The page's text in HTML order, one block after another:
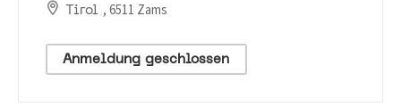
Tirol , 6511 Zams
Anmeldung geschlossen